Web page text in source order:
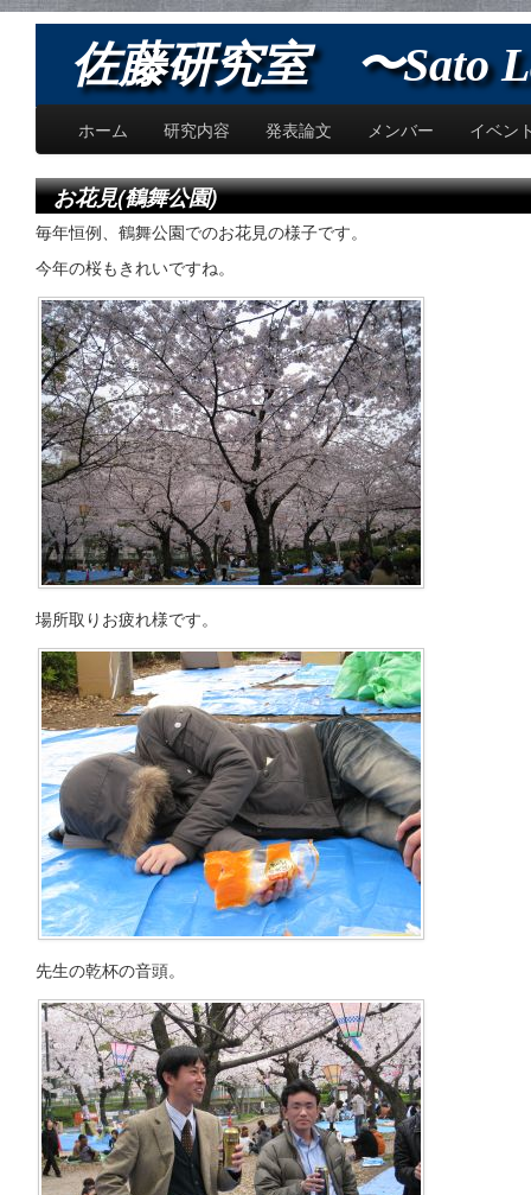
佐藤研究室 〜Sato
ホーム 研究内容 発表論文 メンバー イベン
お花見(鶴舞公園)
毎年恒例、鶴舞公園でのお花見の様子です。
今年の桜もきれいですね。
場所取りお疲れ様です。
先生の乾杯の音頭。